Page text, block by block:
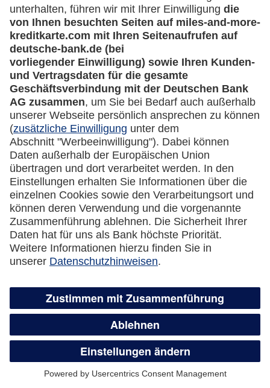
Muss ich meine Lufthansa Miles & More
Credit Card sofort sperren, wenn ich einen
Kartenumsatz nicht zuordnen kann?
Ich möchte meine Karte sperren - was muss
ich tun?
Bekomme ich nach Sperrung meiner
Kreditkarte automatisch eine neue Karte
zugesandt?
Was passiert mit dem Guthaben auf der
gesperrten Kreditkarte?
Wie kündige ich meine Lufthansa Miles &
More Credit Card?
Guthabenauszahlung und flexible
Teilzahlung
Wie funktioniert der Überweisungsservice?
Was ist der Unterschied zwischen